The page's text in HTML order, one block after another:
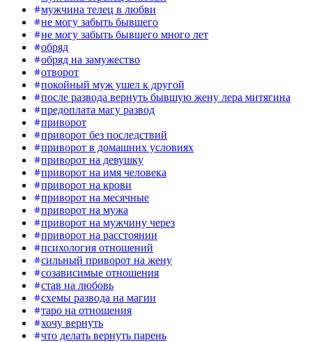
мужчина телец в любви
не могу забыть бывшего
не могу забыть бывшего много лет
обряд
обряд на замужество
отворот
покойный муж ушел к другой
после развода вернуть бывшую жену лера митягина
предоплата магу развод
приворот
приворот без последствий
приворот в домашних условиях
приворот на девушку
приворот на имя человека
приворот на крови
приворот на месячные
приворот на мужа
приворот на мужчину через
приворот на расстоянии
психология отношений
сильный приворот на жену
созависимые отношения
став на любовь
схемы развода на магии
таро на отношения
хочу вернуть
что делать вернуть парень